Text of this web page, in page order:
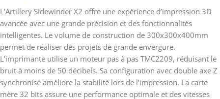
L’Artillery Sidewinder X2 offre une expérience d’impression 3D
avancée avec une grande précision et des fonctionnalités
intelligentes. Le volume de construction de 300x300x400mm
permet de réaliser des projets de grande envergure.
L’imprimante utilise un moteur pas à pas TMC2209, réduisant le
bruit à moins de 50 décibels. Sa configuration avec double axe Z
synchronisé améliore la stabilité lors de l’impression. La carte
mère 32 bits assure une performance optimale et des vitesses